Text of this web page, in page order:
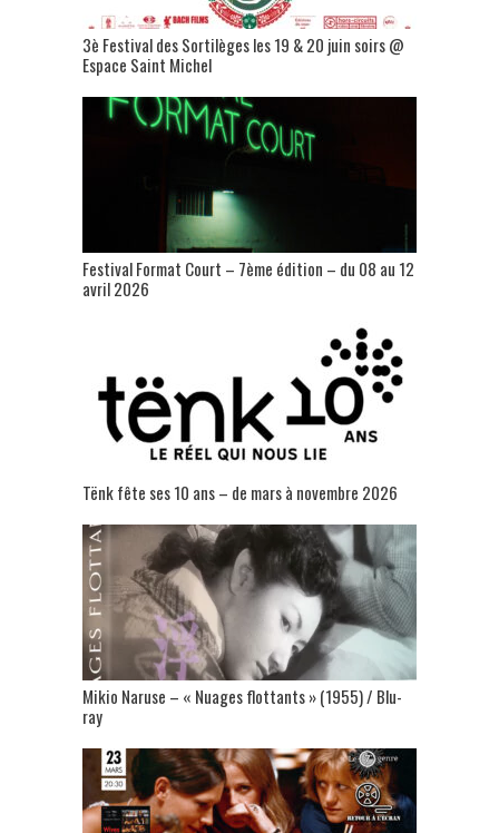
3è Festival des Sortilèges les 19 & 20 juin soirs @
Espace Saint Michel
Festival Format Court – 7ème édition – du 08 au 12
avril 2026
Tënk fête ses 10 ans – de mars à novembre 2026
Mikio Naruse – « Nuages flottants » (1955) / Blu-
ray